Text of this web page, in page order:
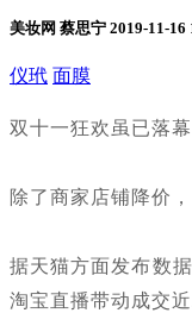
美妆网 蔡思宁 2019-11-16
仪玳 面膜
双十一狂欢虽已落
除了商家店铺降价
据天猫方面发布数
淘宝直播带动成交